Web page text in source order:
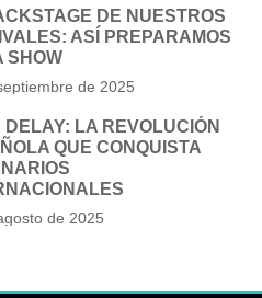
DE NUESTROS
ASÍ PREPARAMOS
SHOW
de 2025
DELAY: LA REVOLUCIÓN
QUE CONQUISTA
de 2025